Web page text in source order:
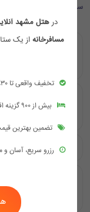
سوالات متداول
هتل پریا مشهد
درهتل مشهد
مسافرخانه از یک
تخفیف واقعی تا ۳۰٪ روی همه اقامتگاه‌ها
بیش از ۹۰۰ گزینه اقامتی در سراسر مشهد
تضمین بهترین
رزرو سریع، آسان